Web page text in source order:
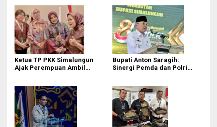
Ketua TP PKK Simalungun
Ajak Perempuan Ambil
Bupati Anton Saragih:
Sinergi Pemda dan Polri